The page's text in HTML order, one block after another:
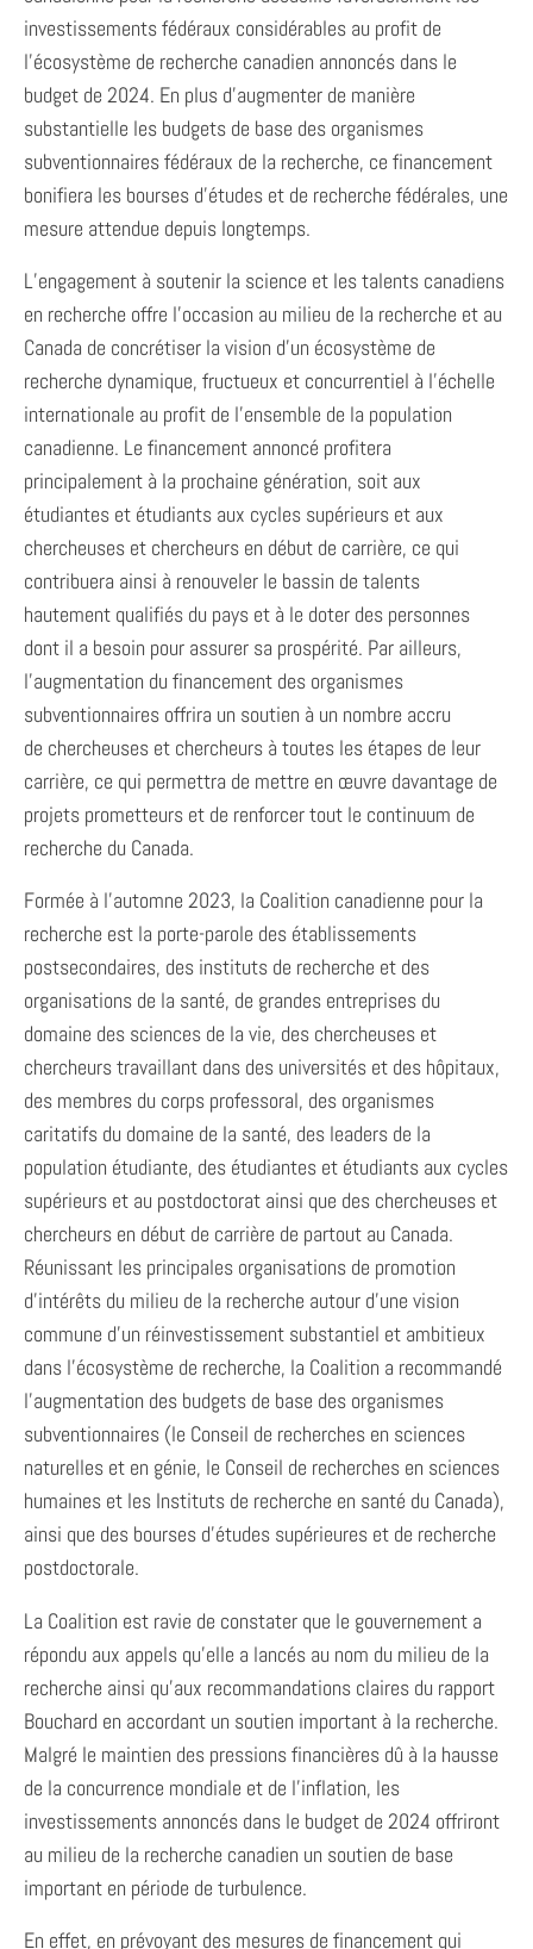
investissements fédéraux considérables au profit de
l’écosystème de recherche canadien annoncés dans le
budget de 2024. En plus d’augmenter de manière
substantielle les budgets de base des organismes
subventionnaires fédéraux de la recherche, ce financement
bonifiera les bourses d’études et de recherche fédérales, une
mesure attendue depuis longtemps.
L’engagement à soutenir la science et les talents canadiens
en recherche offre l’occasion au milieu de la recherche et au
Canada de concrétiser la vision d’un écosystème de
recherche dynamique, fructueux et concurrentiel à l’échelle
internationale au profit de l’ensemble de la population
canadienne. Le financement annoncé profitera
principalement à la prochaine génération, soit aux
étudiantes et étudiants aux cycles supérieurs et aux
chercheuses et chercheurs en début de carrière, ce qui
contribuera ainsi à renouveler le bassin de talents
hautement qualifiés du pays et à le doter des personnes
dont il a besoin pour assurer sa prospérité. Par ailleurs,
l’augmentation du financement des organismes
subventionnaires offrira un soutien à un nombre accru
de chercheuses et chercheurs à toutes les étapes de leur
carrière, ce qui permettra de mettre en œuvre davantage de
projets prometteurs et de renforcer tout le continuum de
recherche du Canada.
Formée à l’automne 2023, la Coalition canadienne pour la
recherche est la porte-parole des établissements
postsecondaires, des instituts de recherche et des
organisations de la santé, de grandes entreprises du
domaine des sciences de la vie, des chercheuses et
chercheurs travaillant dans des universités et des hôpitaux,
des membres du corps professoral, des organismes
caritatifs du domaine de la santé, des leaders de la
population étudiante, des étudiantes et étudiants aux cycles
supérieurs et au postdoctorat ainsi que des chercheuses et
chercheurs en début de carrière de partout au Canada.
Réunissant les principales organisations de promotion
d’intérêts du milieu de la recherche autour d’une vision
commune d’un réinvestissement substantiel et ambitieux
dans l’écosystème de recherche, la Coalition a recommandé
l’augmentation des budgets de base des organismes
subventionnaires (le Conseil de recherches en sciences
naturelles et en génie, le Conseil de recherches en sciences
humaines et les Instituts de recherche en santé du Canada),
ainsi que des bourses d’études supérieures et de recherche
postdoctorale.
La Coalition est ravie de constater que le gouvernement a
répondu aux appels qu’elle a lancés au nom du milieu de la
recherche ainsi qu’aux recommandations claires du rapport
Bouchard en accordant un soutien important à la recherche.
Malgré le maintien des pressions financières dû à la hausse
de la concurrence mondiale et de l’inflation, les
investissements annoncés dans le budget de 2024 offriront
au milieu de la recherche canadien un soutien de base
important en période de turbulence.
En effet, en prévoyant des mesures de financement qui